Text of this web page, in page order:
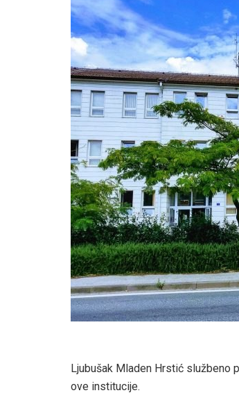
Ljubušak Mladen Hrstić službeno
ove institucije.